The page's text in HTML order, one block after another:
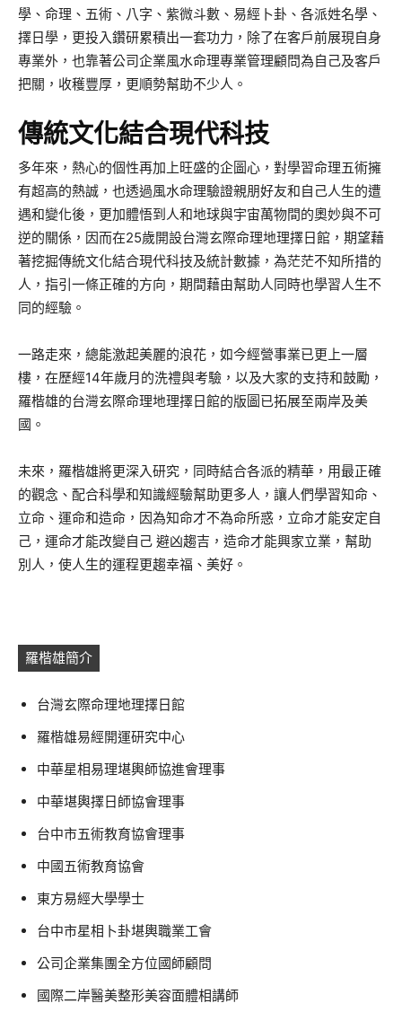
學、命理、五術、八字、紫微斗數、易經卜卦、各派姓名學、
擇日學，更投入鑽研累積出一套功力，除了在客戶前展現自身
專業外，也靠著公司企業風水命理專業管理顧問為自己及客戶
把關，收穫豐厚，更順勢幫助不少人。
傳統文化結合現代科技
多年來，熱心的個性再加上旺盛的企圖心，對學習命理五術擁
有超高的熱誠，也透過風水命理驗證親朋好友和自己人生的遭
遇和變化後，更加體悟到人和地球與宇宙萬物間的奧妙與不可
逆的關係，因而在25歲開設台灣玄際命理地理擇日館，期望藉
著挖掘傳統文化結合現代科技及統計數據，為茫茫不知所措的
人，指引一條正確的方向，期間藉由幫助人同時也學習人生不
同的經驗。
一路走來，總能激起美麗的浪花，如今經營事業已更上一層
樓，在歷經14年歲月的洗禮與考驗，以及大家的支持和鼓勵，
羅楷雄的台灣玄際命理地理擇日館的版圖已拓展至兩岸及美
國。
未來，羅楷雄將更深入研究，同時結合各派的精華，用最正確
的觀念、配合科學和知識經驗幫助更多人，讓人們學習知命、
立命、運命和造命，因為知命才不為命所惑，立命才能安定自
己，運命才能改變自己 避凶趨吉，造命才能興家立業，幫助
別人，使人生的運程更趨幸福、美好。
羅楷雄簡介
台灣玄際命理地理擇日館
羅楷雄易經開運研究中心
中華星相易理堪輿師協進會理事
中華堪輿擇日師協會理事
台中市五術教育協會理事
中國五術教育協會
東方易經大學學士
台中市星相卜卦堪輿職業工會
公司企業集團全方位國師顧問
國際二岸醫美整形美容面體相講師